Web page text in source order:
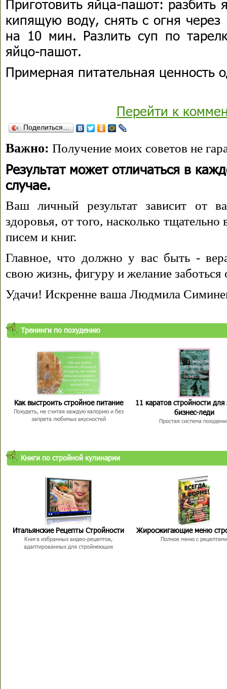
Приготовить яйца-пашот:
кипящую воду, снять с огня
на 10 мин. Разлить суп по
яйцо-пашот.
Примерная питательная ценность
Перейти к
Поделиться…
Важно: Получение моих советов не
Результат может отличаться в
случае.
Ваш личный результат зависит от
здоровья, от того, насколько
писем и книг.
Главное, что должно у вас быть -
свою жизнь, фигуру и желание заботься
Удачи! Искренне ваша Людмила
Тренинги по похудению
Как выстроить стройное питание
Похудеть, не считая каждую калорию и без
запрета любимых вкусностей
11 каратов стройности для
бизнес-леди
Простая система
Книги по стройной кулинарии
Итальянские Рецепты Стройности
Книга избранных видео-рецептов,
адаптированных для стройнеющих
Жиросжигающие меню
Полное меню с рецептами